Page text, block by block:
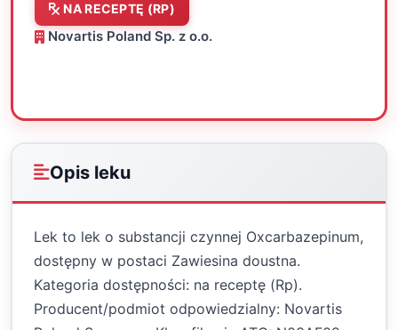
NA RECEPTĘ (RP)
Novartis Poland Sp. z o.o.
Opis leku
Lek to lek o substancji czynnej Oxcarbazepinum,
dostępny w postaci Zawiesina doustna.
Kategoria dostępności: na receptę (Rp).
Producent/podmiot odpowiedzialny: Novartis